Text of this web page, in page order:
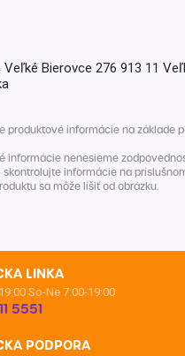
Veľké Bierovce 276 913 11
produktové informácie na základe
informácie nenesieme
skontrolujte informácie na
sa môže líšiť od obrázku.
LINKA
So-Ne 7:00-19:00
5551
PODPORA